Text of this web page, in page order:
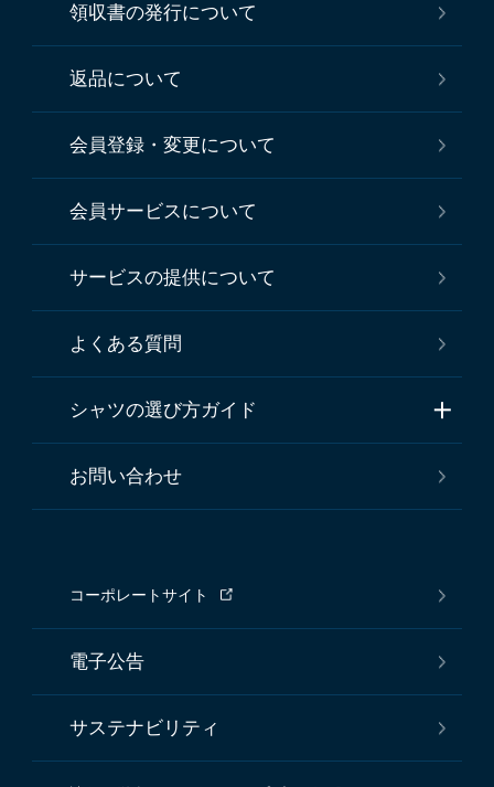
領収書の発行について
返品について
会員登録・変更について
会員サービスについて
サービスの提供について
よくある質問
シャツの選び方ガイド
お問い合わせ
コーポレートサイト
電子公告
サステナビリティ